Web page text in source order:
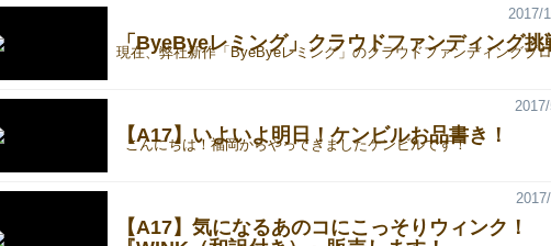
「ByeByeレミング」クラウドファンディング挑
2017/
【A17】いよいよ明日！ケンビルお品書き！
【A17】気になるあのコにこっそりウィンク！